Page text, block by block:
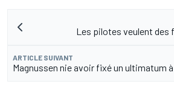
Les pilotes veulent des
ARTICLE SUIVANT
Magnussen nie avoir fixé un ultimatum